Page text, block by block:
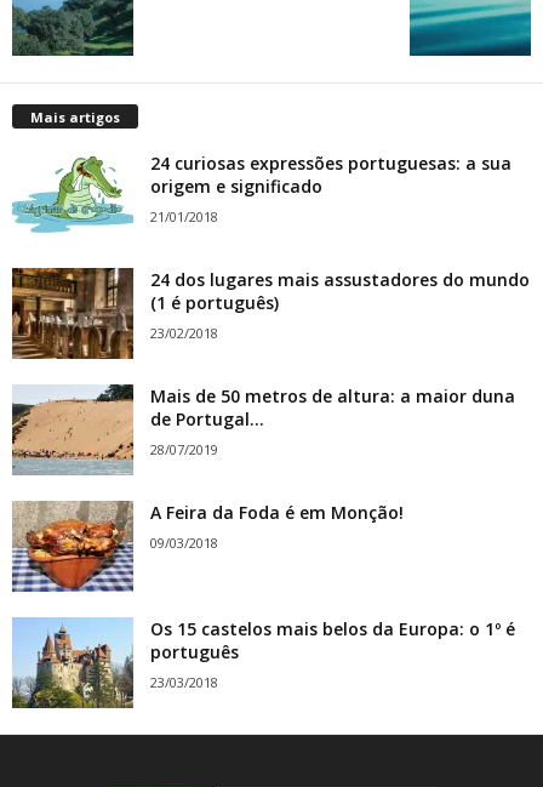
Mais artigos
24 curiosas expressões portuguesas: a sua
origem e significado
21/01/2018
24 dos lugares mais assustadores do mundo
(1 é português)
23/02/2018
Mais de 50 metros de altura: a maior duna
de Portugal...
28/07/2019
A Feira da Foda é em Monção!
09/03/2018
Os 15 castelos mais belos da Europa: o 1º é
português
23/03/2018